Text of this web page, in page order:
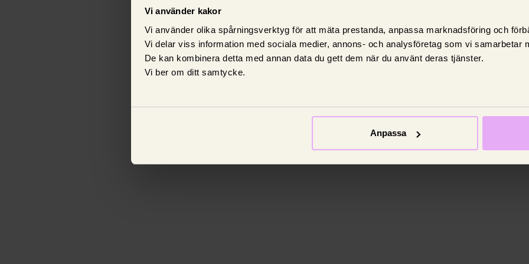
Vi använder kakor
Vi använder olika spårningsverktyg för att mäta prestanda, anpassa marknadsföring och
Vi delar viss information med sociala medier, annons- och analysföretag som vi samarbetar
De kan kombinera detta med annan data du gett dem när du använt deras tjänster.
Vi ber om ditt samtycke.
Anpassa